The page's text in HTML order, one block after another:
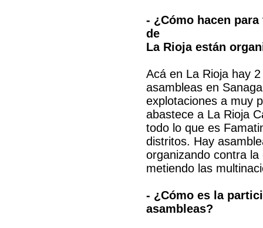
- ¿Cómo hacen
de
La Rioja están
Acá en La Rioja hay
asambleas en
explotaciones a muy
abastece a La Rioja
todo lo que es
distritos. Hay
organizando contra
metiendo las
- ¿Cómo es la
asambleas?